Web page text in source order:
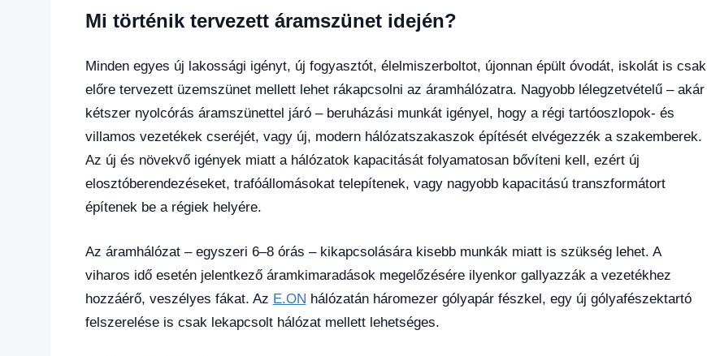
Mi történik tervezett áramszünet idején?
Minden egyes új lakossági igényt, új fogyasztót, élelmiszerboltot, újonnan épült óvodát, iskolát is csak
előre tervezett üzemszünet mellett lehet rákapcsolni az áramhálózatra. Nagyobb lélegzetvételű – akár
kétszer nyolcórás áramszünettel járó – beruházási munkát igényel, hogy a régi tartóoszlopok- és
villamos vezetékek cseréjét, vagy új, modern hálózatszakaszok építését elvégezzék a szakemberek.
Az új és növekvő igények miatt a hálózatok kapacitását folyamatosan bővíteni kell, ezért új
elosztóberendezéseket, trafóállomásokat telepítenek, vagy nagyobb kapacitású transzformátort
építenek be a régiek helyére.
Az áramhálózat – egyszeri 6–8 órás – kikapcsolására kisebb munkák miatt is szükség lehet. A
viharos idő esetén jelentkező áramkimaradások megelőzésére ilyenkor gallyazzák a vezetékhez
hozzáérő, veszélyes fákat. Az E.ON hálózatán háromezer gólyapár fészkel, egy új gólyafészektartó
felszerelése is csak lekapcsolt hálózat mellett lehetséges.